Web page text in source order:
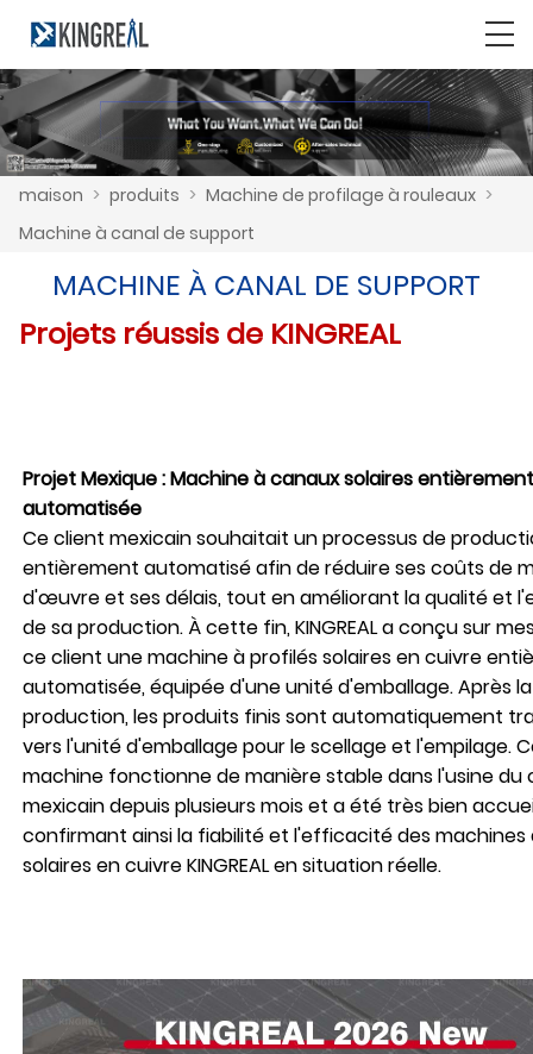
maison > produits > Machine de profilage à rouleaux >
Machine à canal de support
MACHINE À CANAL DE SUPPORT
Projets réussis de KINGREAL
Projet Mexique : Machine à canaux solaires entièrement
automatisée
Ce client mexicain souhaitait un processus de
entièrement automatisé afin de réduire ses coûts de
d'œuvre et ses délais, tout en améliorant la qualité et
de sa production. À cette fin, KINGREAL a conçu sur
ce client une machine à profilés solaires en cuivre
automatisée, équipée d'une unité d'emballage. Après la
production, les produits finis sont automatiquement
vers l'unité d'emballage pour le scellage et l'empilage.
machine fonctionne de manière stable dans l'usine du
mexicain depuis plusieurs mois et a été très bien
confirmant ainsi la fiabilité et l'efficacité des machines
solaires en cuivre KINGREAL en situation réelle.